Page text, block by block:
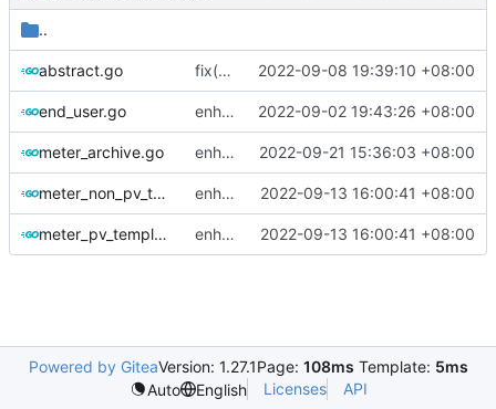
..
abstract.go fix(excel):修复NullDecimal类型内容的导入。 2022-09-08 19:39:10 +08:00
end_user.go enhance(enduser):终端用户抄表时可根据当前数据库中记录的数量决定是否读取上传表格中的上期表底数。 2022-09-02 19:43:26 +08:00
meter_archive.go enhance(model):调整物业附加费、公示报表部分的数据结构模型，以及数据库迁移脚本。 2022-09-21 15:36:03 +08:00
meter_non_pv_template.go enhance(enduser):导出抄表记录模板中携带有已经保存在系统中的抄表数据。 2022-09-13 16:00:41 +08:00
meter_pv_template.go enhance(enduser):导出抄表记录模板中携带有已经保存在系统中的抄表数据。 2022-09-13 16:00:41 +08:00
Powered by GiteaVersion: 1.27.1Page: 108ms Template: 5ms
Auto
English Licenses API